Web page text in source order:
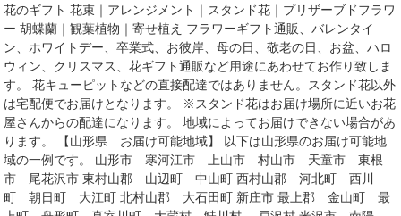
花のギフト 花束｜アレンジメント｜スタンド花｜プリザーブドフラワ
ー 胡蝶蘭｜観葉植物｜寄せ植え フラワーギフト通販、バレンタイ
ン、ホワイトデー、卒業式、お彼岸、母の日、敬老の日、お盆、ハロ
ウィン、クリスマス、花ギフト通販など用途にあわせてお作り致しま
す。 花キューピットなどの直接配達ではありません。スタンド花以外
は宅配便でお届けとなります。 ※スタンド花はお届け場所に近いお花
屋さんからの配達になります。 地域によってお届けできない場合があ
ります。 【山形県 お届け可能地域】 以下は山形県のお届け可能地
域の一例です。 山形市 寒河江市 上山市 村山市 天童市 東根
市 尾花沢市 東村山郡 山辺町 中山町 西村山郡 河北町 西川
町 朝日町 大江町 北村山郡 大石田町 新庄市 最上郡 金山町 最